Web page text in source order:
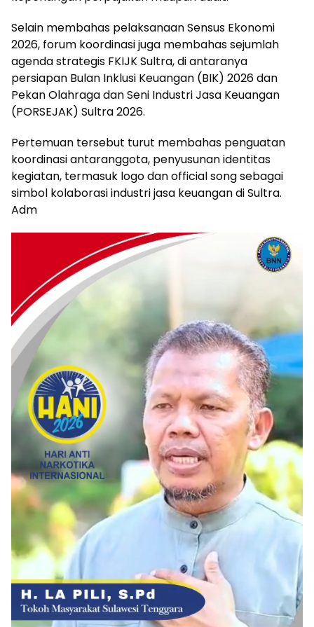
Selain membahas pelaksanaan Sensus Ekonomi
2026, forum koordinasi juga membahas sejumlah
agenda strategis FKIJK Sultra, di antaranya
persiapan Bulan Inklusi Keuangan (BIK) 2026 dan
Pekan Olahraga dan Seni Industri Jasa Keuangan
(PORSEJAK) Sultra 2026.
Pertemuan tersebut turut membahas penguatan
koordinasi antaranggota, penyusunan identitas
kegiatan, termasuk logo dan official song sebagai
simbol kolaborasi industri jasa keuangan di Sultra.
Adm